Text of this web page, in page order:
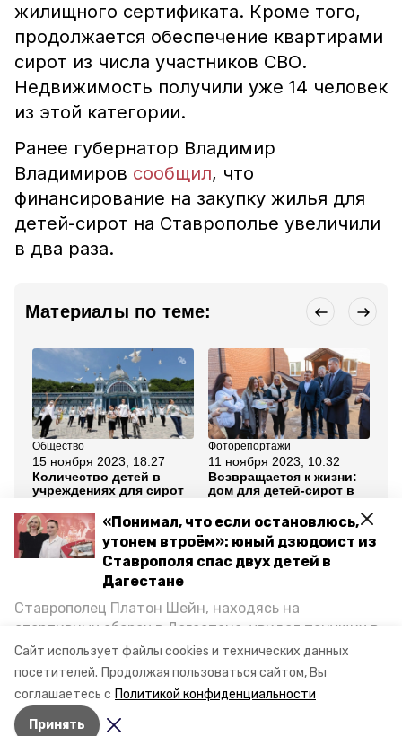
Сайт использует файлы cookies и технических данных
посетителей. Продолжая пользоваться сайтом, Вы
соглашаетесь с Политикой конфиденциальности
Принять
«Понимал, что если остановлюсь,
утонем втроём»: юный дзюдоист из
Ставрополя спас двух детей в
Дагестане
Ставрополец Платон Шейн, находясь на
спортивных сборах в Дегестане, увидел тонущих в
Каспийском море детей и бросился на помощь. По
возвращении домой, отважного мальчика
пригласили в министерство образования края и
наградили. Корреспондент «Победы26» пообщался
с юным героем.
жилищного сертификата. Кроме того,
продолжается обеспечение квартирами
сирот из числа участников СВО.
Недвижимость получили уже 14 человек
из этой категории.
Ранее губернатор Владимир
Владимиров сообщил, что
финансирование на закупку жилья для
детей-сирот на Ставрополье увеличили
в два раза.
Материалы по теме:
Общество
15 ноября 2023, 18:27
Количество детей в
учреждениях для сирот
на 70%
Фоторепортажи
11 ноября 2023, 10:32
Возвращается к жизни:
дом для детей-сирот в
оборудовали
собственной котельной
Все новости
ставропольский край дети-сироты
Авторы: Алина Журавлёва